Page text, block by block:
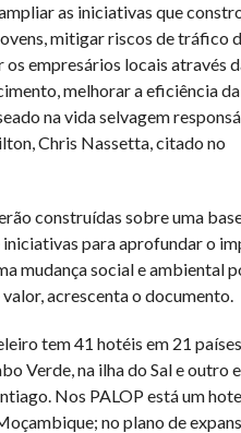
as iniciativas que
mitigar riscos de tráfico
os empresários locais através
melhorar a eficiência da
na vida selvagem
Chris Nassetta, citado no
construídas sobre uma
para aprofundar o
mudança social e ambiental
acrescenta o documento.
tem 41 hotéis em 21
Verde, na ilha do Sal e outro
Nos PALOP está um
no plano de